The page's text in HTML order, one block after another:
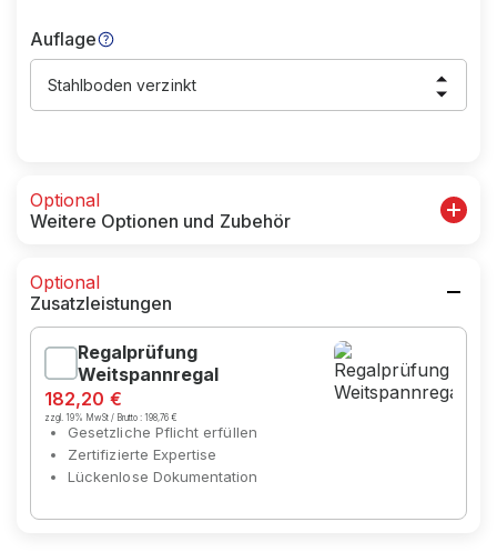
Auflage
Stahlboden verzinkt
Optional
Weitere Optionen und Zubehör
Optional
Zusatzleistungen
Regalprüfung
Weitspannregal
182,20 €
zzgl. 19% MwSt / Brutto :198,76 €
Gesetzliche Pflicht erfüllen
Zertifizierte Expertise
Lückenlose Dokumentation